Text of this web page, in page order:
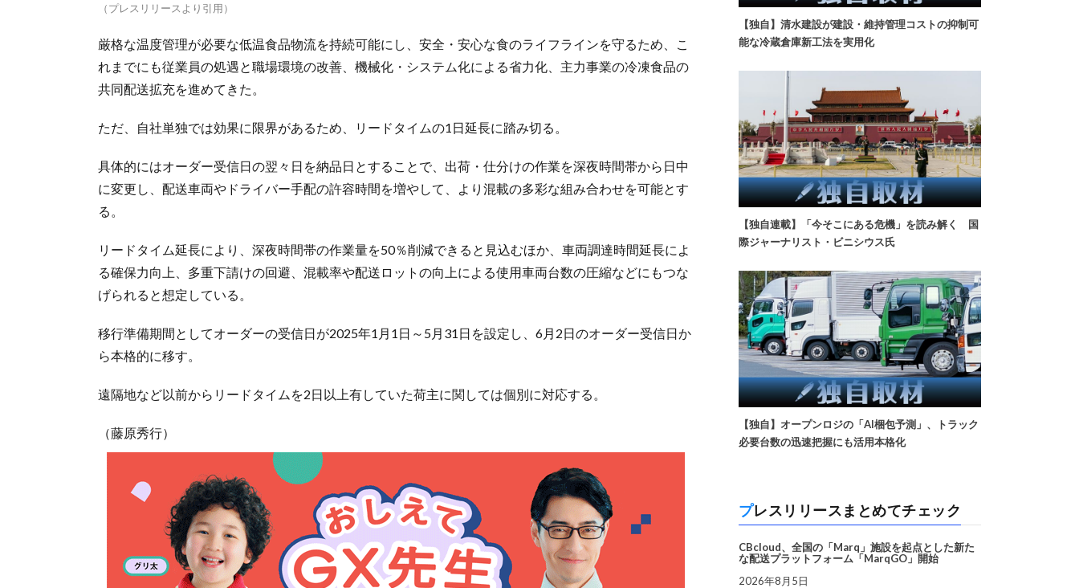
（プレスリリースより引用）
厳格な温度管理が必要な低温食品物流を持続可能にし、安全・安心な食のライフラインを守るため、こ
れまでにも従業員の処遇と職場環境の改善、機械化・システム化による省力化、主力事業の冷凍食品の
共同配送拡充を進めてきた。
ただ、自社単独では効果に限界があるため、リードタイムの1日延長に踏み切る。
具体的にはオーダー受信日の翌々日を納品日とすることで、出荷・仕分けの作業を深夜時間帯から日中
に変更し、配送車両やドライバー手配の許容時間を増やして、より混載の多彩な組み合わせを可能とす
る。
リードタイム延長により、深夜時間帯の作業量を50％削減できると見込むほか、車両調達時間延長によ
る確保力向上、多重下請けの回避、混載率や配送ロットの向上による使用車両台数の圧縮などにもつな
げられると想定している。
移行準備期間としてオーダーの受信日が2025年1月1日～5月31日を設定し、6月2日のオーダー受信日か
ら本格的に移す。
遠隔地など以前からリードタイムを2日以上有していた荷主に関しては個別に対応する。
（藤原秀行）
【独自】清水建設が建設・維持管理コストの抑制可
能な冷蔵倉庫新工法を実用化
【独自連載】「今そこにある危機」を読み解く 国
際ジャーナリスト・ビニシウス氏
【独自】オープンロジの「AI梱包予測」、トラック
必要台数の迅速把握にも活用本格化
プレスリリースまとめてチェック
CBcloud、全国の「Marq」施設を起点とした新た
な配送プラットフォーム「MarqGO」開始
2026年8月5日